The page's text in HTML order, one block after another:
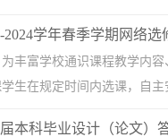
2024学年春季学期网络选
丰富学校通识课程教学内
生在规定时间内选课，自
本科毕业设计（论文）